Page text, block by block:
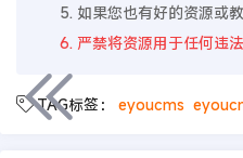
5. 如果您也有好的资源或
6. 严禁将资源用于任何违
TAG标签： eyoucms